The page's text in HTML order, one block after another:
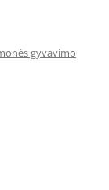
gyvavimo